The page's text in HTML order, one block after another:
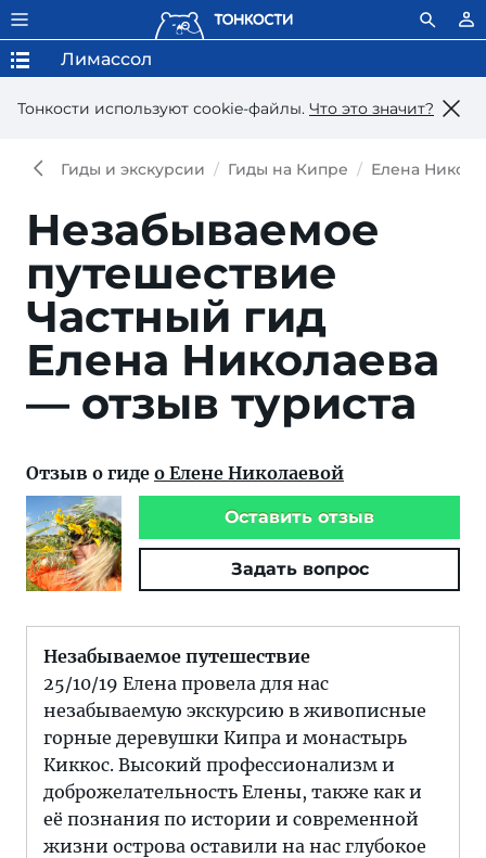
Тонкости используют сookie-файлы. Что это значит?
Лимассол
Гиды и экскурсии Гиды на Кипре Елена
Незабываемое
путешествие
Частный гид
Елена Николаева
— отзыв туриста
Отзыв о гиде о Елене Николаевой
Оставить отзыв
Задать вопрос
Незабываемое путешествие
25/10/19 Елена провела для нас
незабываемую экскурсию в живописные
горные деревушки Кипра и монастырь
Киккос. Высокий профессионализм и
доброжелательность Елены, также как и
её познания по истории и современной
жизни острова оставили на нас глубокое